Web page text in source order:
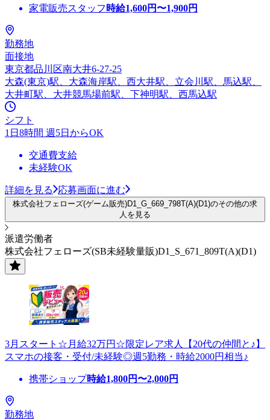
家電販売スタッフ 時給1,600円〜1,900円
勤務地
面接地
東京都品川区南大井6-27-25
大森(東京)駅、大森海岸駅、西大井駅、立会川駅、馬込駅、
大井町駅、大井競馬場前駅、下神明駅、西馬込駅
シフト
1日8時間 週5日からOK
交通費支給
未経験OK
詳細を見る 応募画面に進む
株式会社フェローズ(ゲーム販売)D1_G_669_798T(A)(D1)のその他の求
人を見る
派遣労働者
株式会社フェローズ(SB未経験量販)D1_S_671_809T(A)(D1)
3月スタート☆月給32万円☆限定レア求人【20代の仲間と♪】
スマホの接客・受付/未経験◎週5勤務・時給2000円相当♪
携帯ショップ時給1,800円〜2,000円
勤務地